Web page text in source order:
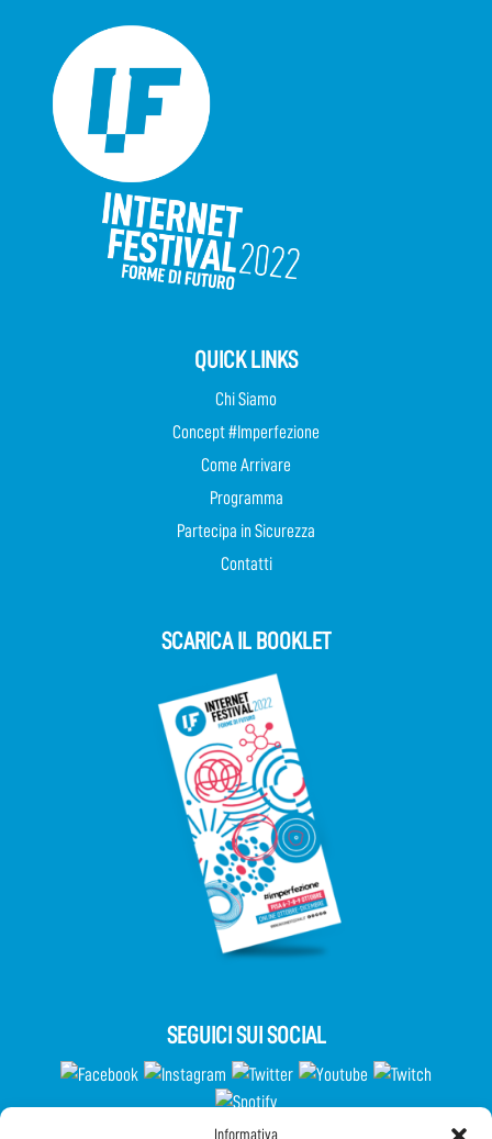
Informativa
QUICK LINKS
Chi Siamo
Concept #Imperfezione
Come Arrivare
Programma
Partecipa in Sicurezza
Contatti
SCARICA IL BOOKLET
SEGUICI SUI SOCIAL